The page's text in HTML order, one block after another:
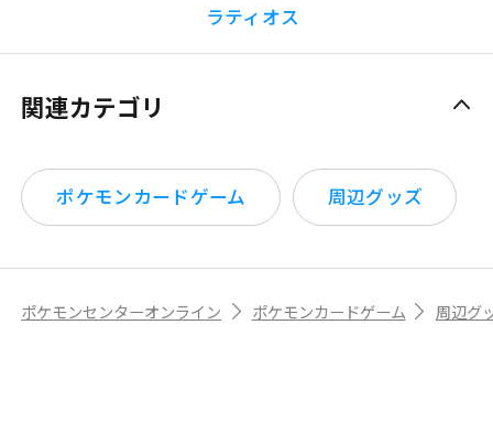
ラティオス
関連カテゴリ
ポケモンカードゲーム 周辺グッズ
ポケモンセンターオンライン ポケモンカードゲーム 周辺グ